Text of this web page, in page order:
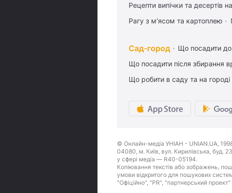
Рецепти випічки та десертів
Рагу з м'ясом та картоплею
Сад-город Що посадити до
Що посадити після збирання
Що робити в саду та на городі
© Онлайн-медіа УНІАН - UNIAN.UA,
04080, м. Київ, вул. Кирилівська, буд.
у сфері медіа — R40-05194.
Копіювання текстів або зображень,
умови відкритого для пошукових
"Офіційно", "PR", "партнерський